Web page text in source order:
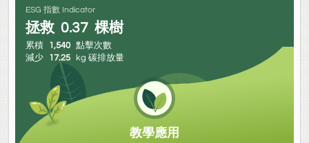
ESG 指數 Indicator
拯救 0.37 棵樹
累積 1,540 點擊次數
減少
17.25 kg 碳排放量
教學應用